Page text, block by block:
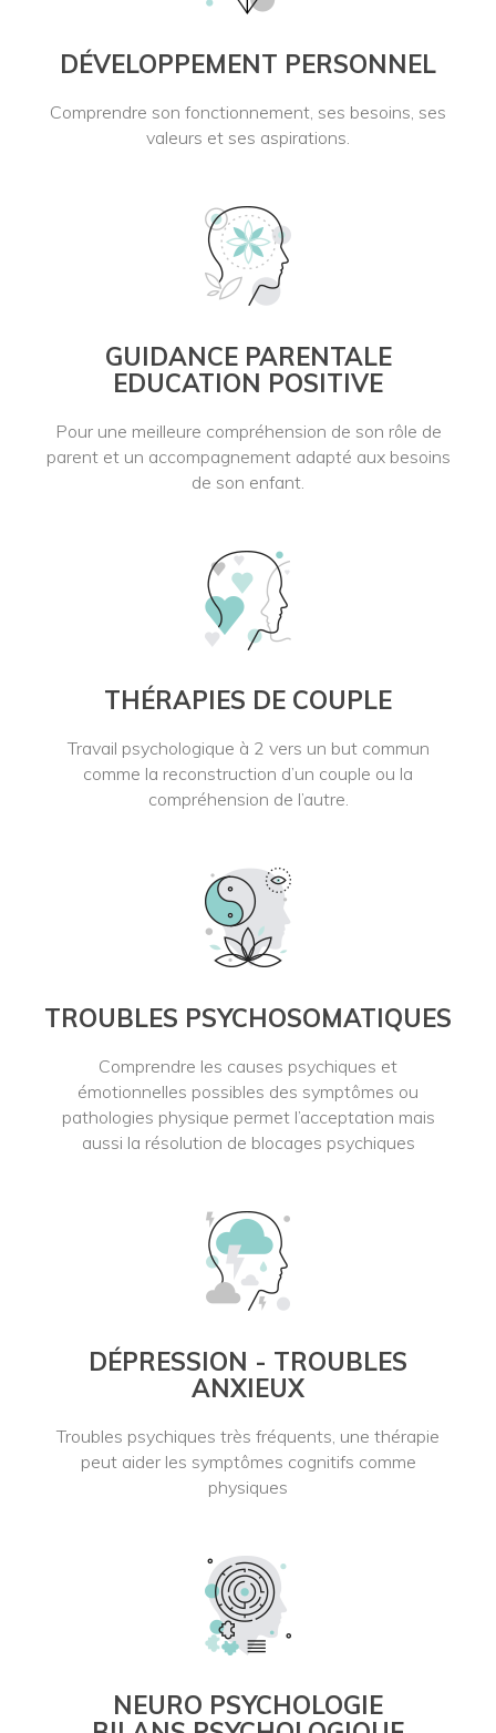
DÉVELOPPEMENT PERSONNEL
Comprendre son fonctionnement, ses besoins, ses
valeurs et ses aspirations.
GUIDANCE PARENTALE
EDUCATION POSITIVE
Pour une meilleure compréhension de son rôle de
parent et un accompagnement adapté aux besoins
de son enfant.
THÉRAPIES DE COUPLE
Travail psychologique à 2 vers un but commun
comme la reconstruction d’un couple ou la
compréhension de l’autre.
TROUBLES PSYCHOSOMATIQUES
Comprendre les causes psychiques et
émotionnelles possibles des symptômes ou
pathologies physique permet l’acceptation mais
aussi la résolution de blocages psychiques
DÉPRESSION - TROUBLES
ANXIEUX
Troubles psychiques très fréquents, une thérapie
peut aider les symptômes cognitifs comme
physiques
NEURO PSYCHOLOGIE